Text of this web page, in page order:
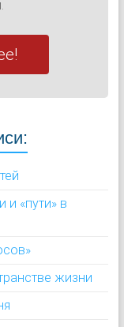
и «пути» в
жизни